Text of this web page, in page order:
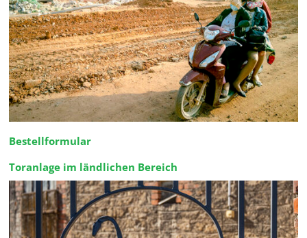
Bestellformular
Toranlage im ländlichen Bereich